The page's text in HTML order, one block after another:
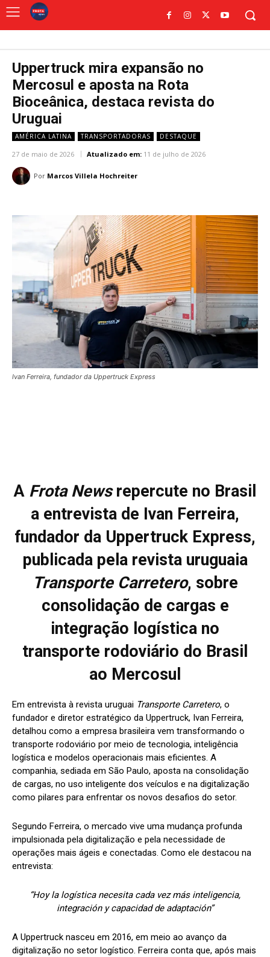
Uppertruck mira expansão no
Mercosul e aposta na Rota
Bioceânica, destaca revista do
Uruguai
AMÉRICA LATINA TRANSPORTADORAS DESTAQUE
27 de maio de 2026 Atualizado em: 11 de julho de 2026
Por Marcos Villela Hochreiter
Ivan Ferreira, fundador da Uppertruck Express
A Frota Newsrepercute no Brasil
a entrevista de Ivan Ferreira,
fundador da Uppertruck Express,
publicada pela revista uruguaia
Transporte Carretero, sobre
consolidação de cargas e
integração logística no
transporte rodoviário do Brasil
ao Mercosul
Em entrevista à revista uruguai Transporte Carretero, o
fundador e diretor estratégico da Uppertruck, Ivan Ferreira,
detalhou como a empresa brasileira vem transformando o
transporte rodoviário por meio de tecnologia, inteligência
logística e modelos operacionais mais eficientes. A
companhia, sediada em São Paulo, aposta na consolidação
de cargas, no uso inteligente dos veículos e na digitalização
como pilares para enfrentar os novos desafios do setor.
Segundo Ferreira, o mercado vive uma mudança profunda
impulsionada pela digitalização e pela necessidade de
operações mais ágeis e conectadas. Como ele destacou na
entrevista:
“Hoy la logística necesita cada vez más inteligencia,
integración y capacidad de adaptación”
A Uppertruck nasceu em 2016, em meio ao avanço da
digitalização no setor logístico. Ferreira conta que, após mais